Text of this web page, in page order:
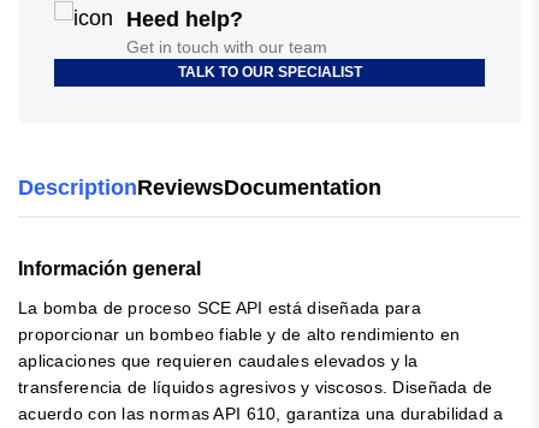
Heed help?
Get in touch with our team
TALK TO OUR SPECIALIST
DescriptionReviewsDocumentation
Información general
La bomba de proceso SCE API está diseñada para
proporcionar un bombeo fiable y de alto rendimiento en
aplicaciones que requieren caudales elevados y la
transferencia de líquidos agresivos y viscosos. Diseñada de
acuerdo con las normas API 610, garantiza una durabilidad a